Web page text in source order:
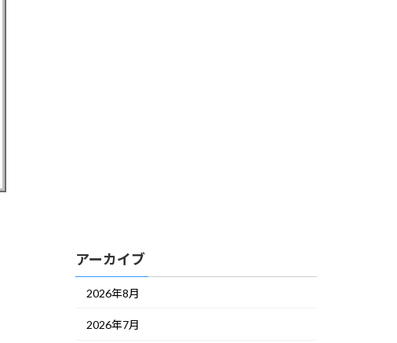
アーカイブ
2026年8月
2026年7月